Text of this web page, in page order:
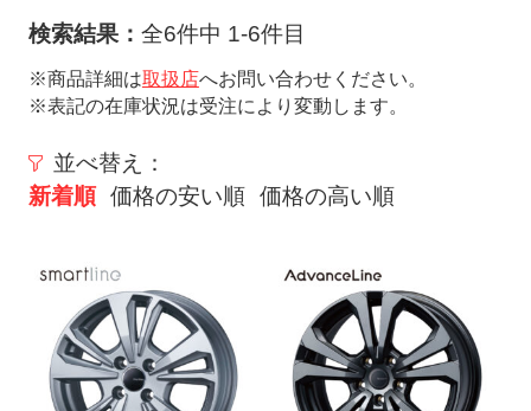
検索結果： 全6件中 1-6件目
※商品詳細は取扱店へお問い合わせください。
※表記の在庫状況は受注により変動します。
並べ替え：
新着順 価格の安い順 価格の高い順